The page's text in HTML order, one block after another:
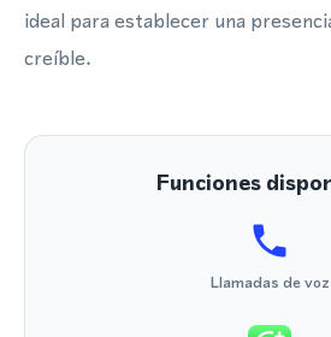
ideal para establecer una
creíble.
Funciones
Llamadas de voz